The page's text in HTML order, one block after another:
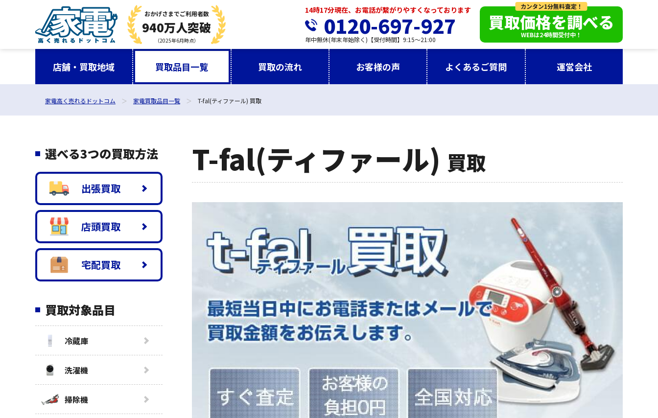
おかげさまでご利用者数
940万人突破
（2025年6月時点）
14時17分現在、お電話が繋がりやすくなっております
0120-697-927
年中無休(年末年始除く)【受付時間】9:15～21:00
カンタン1分無料査定！
買取価格を調べる
WEBは24時間受付中！
店舗・買取地域 買取品目一覧 買取の流れ お客様の声 よくあるご質問 運営会社
家電高く売れるドットコム 家電買取品目一覧 T-fal(ティファール) 買取
T-fal(ティファール) 買取
選べる3つの買取方法
出張買取
店頭買取
宅配買取
買取対象品目
冷蔵庫
洗濯機
掃除機